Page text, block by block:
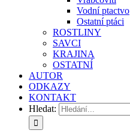
Vodní ptactvo
Ostatní ptáci
ROSTLINY
SAVCI
KRAJINA
OSTATNÍ
AUTOR
ODKAZY
KONTAKT
Hledat: